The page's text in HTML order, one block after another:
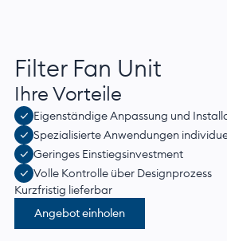
Filter Fan Unit
Ihre Vorteile
Eigenständige Anpassung und
Spezialisierte Anwendungen
Geringes Einstiegsinvestment
Volle Kontrolle über Designprozess
Kurzfristig lieferbar
Angebot einholen